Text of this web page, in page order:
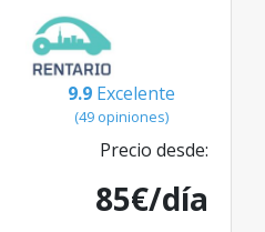
9.9 Excelente
(49 opiniones)
Precio desde:
85€/día